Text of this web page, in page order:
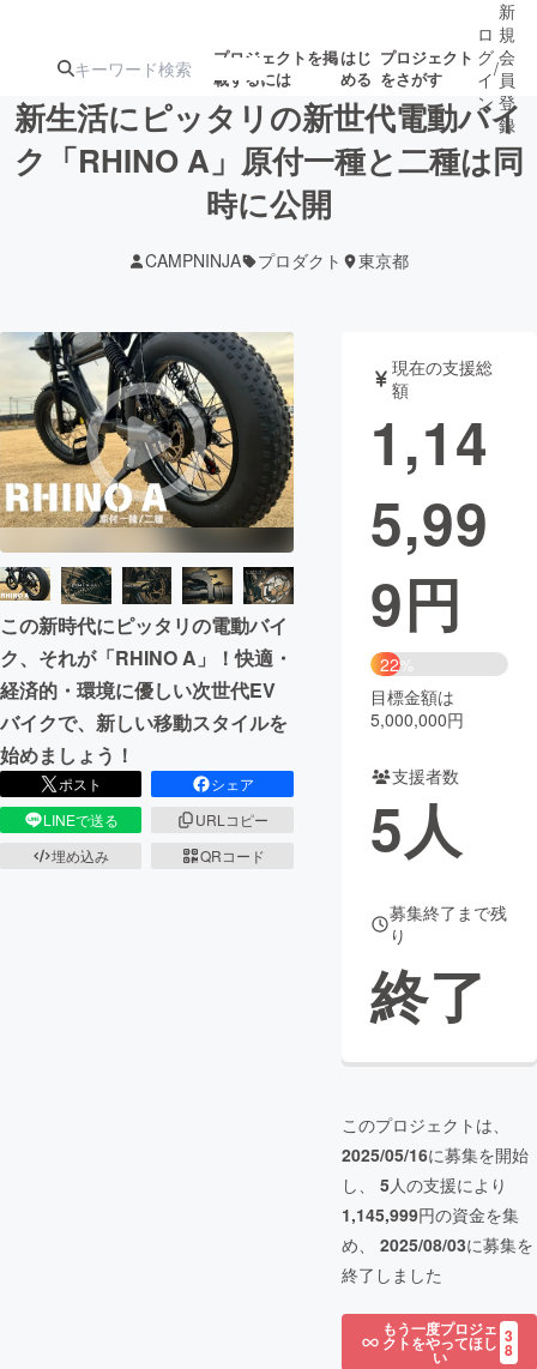
プロジェクトを掲
載するには
はじ
める
プロジェクト
をさがす
注目の新着プロ募集終了が近いプ
テクノロジー・ガジェット
映像・映画 書籍・雑誌
ビジネス・起業 チャレンジ
まちづくり・地域活性化
CAMPFIRE for Social Good
CAMPFIRE Creation
CAMPFIREふるさと納税
コミュニティ
ロ
グ
イ
ン
/
新
規
会
員
登
録
新生活にピッタリの新世代電動バイ
ク「RHINO A」原付一種と二種は同
時に公開
CAMPNINJA プロダクト 東京都
この新時代にピッタリの電動バイ
ク、それが「RHINO A」！快適・
経済的・環境に優しい次世代EV
バイクで、新しい移動スタイルを
始めましょう！
ポスト
シェア
LINEで送る
URLコピー
埋め込み
QRコード
現在の支援総
額
1,14
5,99
9円
22%
目標金額は
5,000,000円
支援者数
5人
募集終了まで残
り
終了
このプロジェクトは、
2025/05/16に募集を開始
し、 5人の支援により
1,145,999円の資金を集
め、 2025/08/03に募集を
終了しました
もう一度プロジェ
クトをやってほし
い
3
8